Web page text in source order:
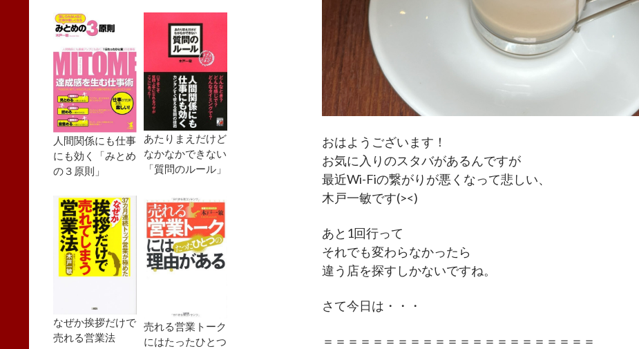
おはようございます！
お気に入りのスタバがあるんですが
最近Wi-Fiの繋がりが悪くなって悲しい、
木戸一敏です(><)
あと1回行って
それでも変わらなかったら
違う店を探すしかないですね。
さて今日は・・・
＝＝＝＝＝＝＝＝＝＝＝＝＝＝＝＝＝＝＝＝＝＝
人間関係にも仕事
にも効く「みとめ
の３原則」
あたりまえだけど
なかなかできない
「質問のルール」
なぜか挨拶だけで
売れる営業法
売れる営業トーク
にはたったひとつ